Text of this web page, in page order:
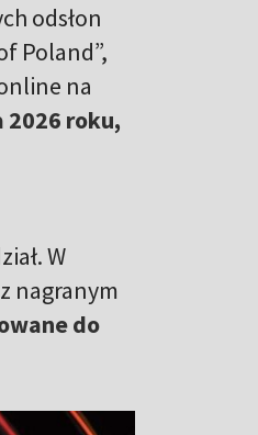
odsłon
Poland”,
na
2026 roku,
W
nagranym
do